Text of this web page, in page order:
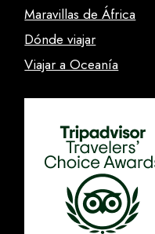
Maravillas de África
Dónde viajar
Viajar a Oceanía